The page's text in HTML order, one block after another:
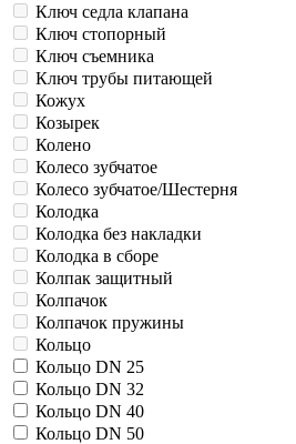
Ключ седла клапана
Ключ стопорный
Ключ съемника
Ключ трубы питающей
Кожух
Козырек
Колено
Колесо зубчатое
Колесо зубчатое/Шестерня
Колодка
Колодка без накладки
Колодка в сборе
Колпак защитный
Колпачок
Колпачок пружины
Кольцо
Кольцо DN 25
Кольцо DN 32
Кольцо DN 40
Кольцо DN 50